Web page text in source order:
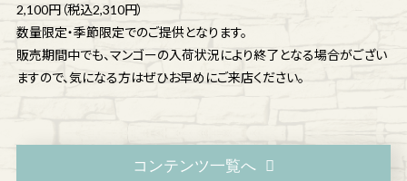
2,100円（税込2,310円）
数量限定・季節限定でのご提供となります。
販売期間中でも、マンゴーの入荷状況により終了となる場合がござい
ますので、気になる方はぜひお早めにご来店ください。
コンテンツ一覧へ